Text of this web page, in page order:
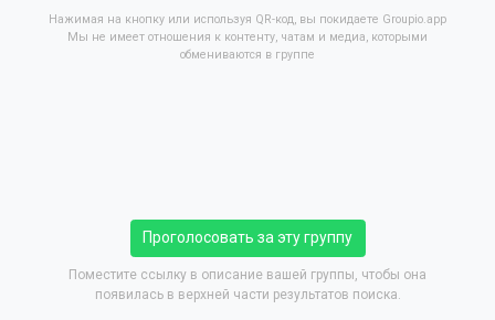
Нажимая на кнопку или используя QR-код, вы покидаете Groupio.app
Мы не имеет отношения к контенту, чатам и медиа, которыми
обмениваются в группе
Проголосовать за эту группу
Поместите ссылку в описание вашей группы, чтобы она
появилась в верхней части результатов поиска.